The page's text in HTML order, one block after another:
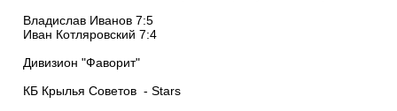
Владислав Иванов 7:5
Иван Котляровский 7:4
Дивизион "Фаворит"
КБ Крылья Советов - Stars